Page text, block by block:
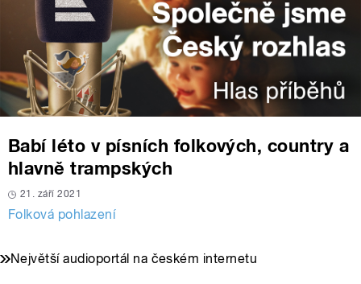
Babí léto v písních folkových, country a
hlavně trampských
21. září 2021
Folková pohlazení
Největší audioportál na českém internetu